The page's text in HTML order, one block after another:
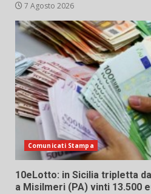
7 Agosto 2026
Comunicati Stampa
10eLotto: in Sicilia tripletta
a Misilmeri (PA) vinti 13.500